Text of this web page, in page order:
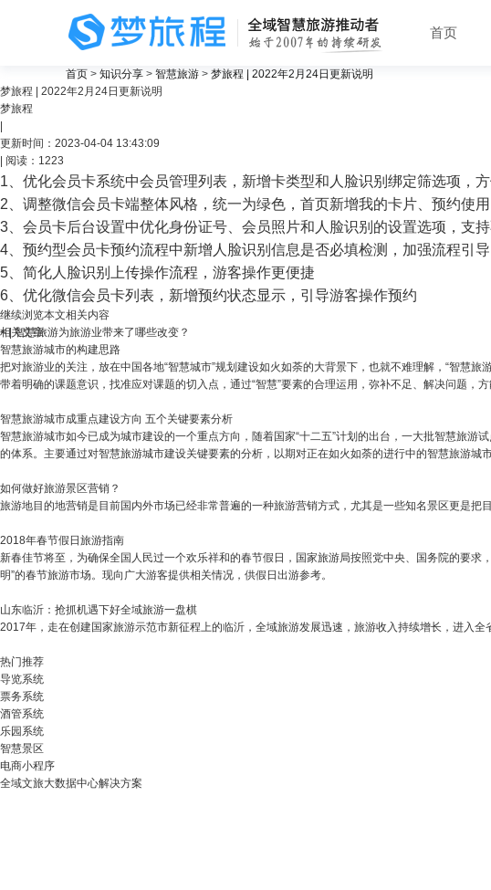
首页
首页 > 知识分享 > 智慧旅游 > 梦旅程 | 2022年2月24日更新说明
梦旅程 | 2022年2月24日更新说明
梦旅程
更新时间：2023-04-04 13:43:09
| 阅读：1223
1、优化会员卡系统中会员管理列表，新增卡类型和人脸识别绑定筛选项，
2、调整微信会员卡端整体风格，统一为绿色，首页新增我的卡片、预约使
3、会员卡后台设置中优化身份证号、会员照片和人脸识别的设置选项，支
4、预约型会员卡预约流程中新增人脸识别信息是否必填检测，加强流程引
5、简化人脸识别上传操作流程，游客操作更便捷
6、优化微信会员卡列表，新增预约状态显示，引导游客操作预约
继续浏览本文相关内容
<|智慧旅游为旅游业带来了哪些改变？
相关文章
智慧旅游城市的构建思路
把对旅游业的关注，放在中国各地“智慧城市”规划建设如火如荼的大背景下，也就不难理解，“智慧
带着明确的课题意识，找准应对课题的切入点，通过“智慧”要素的合理运用，弥补不足、解决问题，
智慧旅游城市成重点建设方向 五个关键要素分析
智慧旅游城市如今已成为城市建设的一个重点方向，随着国家“十二五”计划的出台，一大批智慧旅
的体系。主要通过对智慧旅游城市建设关键要素的分析，以期对正在如火如荼的进行中的智慧旅游城
如何做好旅游景区营销？
旅游地目的地营销是目前国内外市场已经非常普遍的一种旅游营销方式，尤其是一些知名景区更是把
2018年春节假日旅游指南
新春佳节将至，为确保全国人民过一个欢乐祥和的春节假日，国家旅游局按照党中央、国务院的要
明”的春节旅游市场。现向广大游客提供相关情况，供假日出游参考。
山东临沂：抢抓机遇下好全域旅游一盘棋
2017年，走在创建国家旅游示范市新征程上的临沂，全域旅游发展迅速，旅游收入持续增长，进入
热门推荐
导览系统
票务系统
酒管系统
乐园系统
智慧景区
电商小程序
全域文旅大数据中心解决方案